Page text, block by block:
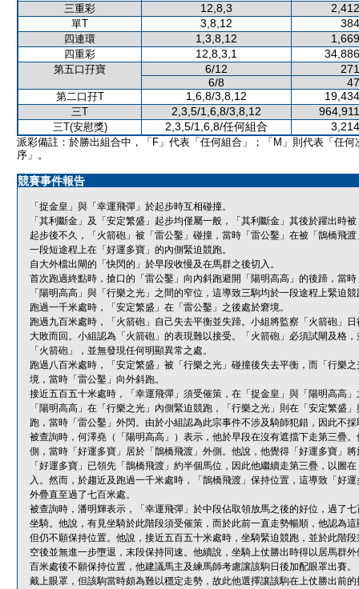
三重彩 12,8,3
單T 3,8,12
四連環 1,3,8,12
四重彩 12,8,3,1
第五口孖寶 6/12
6/8
第二口孖T 1,6,8/3,8,12
三T 2,3,5/1,6,8/3,8,12
三T(安慰獎) 2,3,5/1,6,8/任何組合
派彩備註：於勝出組合中，「F」代表「任何組合」；「M」則代表「任何
序」。
競賽事件報告
「捉金皇」與「幸運飛彈」於起步時互相碰撞。
「其利斷金」及「安定繁盛」起步均僅屬一般，「其利斷金」其後於躍出時
起步後不久，「火箭砲」被「雷公鑿」碰撞，當時「雷公鑿」在被「鵲橋飛
一段短途程上在「好運多寶」的內側緊迫競跑。
自大外檔出閘的「快閃的」於早段收慢及在馬群之後切入。
首次跑過終點時，搶口的「雷公鑿」向內斜跑避開「陽明高高」的後蹄，當
「陽明高高」與「行樂之光」之間的窄位，這導致三駒均於一段途程上緊迫
跑過一千米處時，「安定繁盛」在「雷公鑿」之後處於窘境。
跑過九百米處時，「火箭砲」自己失去平衡並失蹄。小組將監察「火箭砲」
大敗而回。小組認為「火箭砲」的表現難以接受。「火箭砲」必須試閘及格
「火箭砲」，並無發現任何明顯異常之處。
跑過八百米處時，「安定繁盛」被「行樂之光」碰撞後失去平衡，而「行樂
境，當時「雷公鑿」向外斜跑。
接近五百五十米處時，「幸運飛彈」須受催策，在「捉金皇」與「陽明高高
「陽明高高」在「行樂之光」內側緊迫競跑，「行樂之光」則在「安定繁盛
跑，當時「雷公鑿」外閃。由於小組認為此宗事件不涉及騎師犯錯，因此不
被查詢時，何澤堯（「陽明高高」）表示，他於早段在沒有遮擋下走第三疊
側，當時「好運多寶」居於「鵲橋飛渡」外側。他說，他覺得「好運多寶」
「好運多寶」已領先「鵲橋飛渡」約半個馬位，因此他繼續走第三疊，以圖
入。然而，於趨近及跑過一千米處時，「鵲橋飛渡」保持位置，這導致「好
外疊直至過了七百米處。
被查詢時，潘明輝表示，「幸運飛彈」於中段佔取領放馬之後的好位，過了
坐騎。他說，有見坐騎於此階段須受催策，而於此前一直走勢暢順，他認為
但仍不願保持位置。他說，接近五百五十米處時，坐騎緊迫競跑，並於此階
空後並無進一步墮退，末段保持同速。他續說，坐騎上仗勝出時得以居馬群
百米處後不願保持位置，他建議馬主及練馬師考慮讓該駒日後加配眼罩出賽
戴上眼罩，但該駒當時頗為難以穩定走勢，故此他選擇讓該駒在上仗勝出前